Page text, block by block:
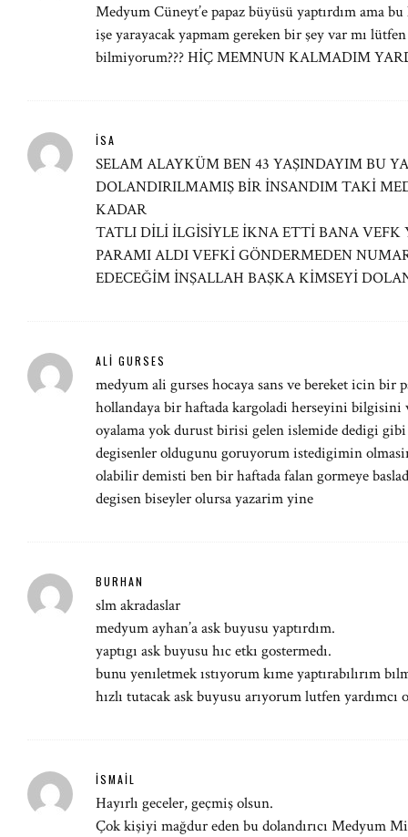
Medyum Cüneyt’e papaz büyüsü yaptırdım ama
işe yarayacak yapmam gereken bir şey var mı
bilmiyorum??? HİÇ MEMNUN KALMADIM
İSA
SELAM ALAYKÜM BEN 43 YAŞINDAYIM BU
DOLANDIRILMAMIŞ BİR İNSANDIM TAKİ
KADAR
TATLI DİLİ İLGİSİYLE İKNA ETTİ BANA
PARAMI ALDI VEFKİ GÖNDERMEDEN
EDECEĞİM İNŞALLAH BAŞKA KİMSEYİ
ALI GURSES
medyum ali gurses hocaya sans ve bereket icin bir
hollandaya bir haftada kargoladi herseyini
oyalama yok durust birisi gelen islemide dedigi
degisenler oldugunu goruyorum istedigimin
olabilir demisti ben bir haftada falan gormeye
degisen biseyler olursa yazarim yine
BURHAN
slm akradaslar
medyum ayhan’a ask buyusu yaptırdım.
yaptıgı ask buyusu hıc etkı gostermedı.
bunu yenıletmek ıstıyorum kıme yaptırabılırım
hızlı tutacak ask buyusu arıyorum lutfen yardımcı
İSMAIL
Hayırlı geceler, geçmiş olsun.
Çok kişiyi mağdur eden bu dolandırıcı Medyum